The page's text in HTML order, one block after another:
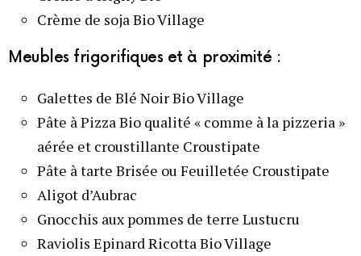
Crème de soja Bio Village
Meubles frigorifiques et à proximité :
Galettes de Blé Noir Bio Village
Pâte à Pizza Bio qualité « comme à la pizzeria »
aérée et croustillante Croustipate
Pâte à tarte Brisée ou Feuilletée Croustipate
Aligot d’Aubrac
Gnocchis aux pommes de terre Lustucru
Raviolis Epinard Ricotta Bio Village